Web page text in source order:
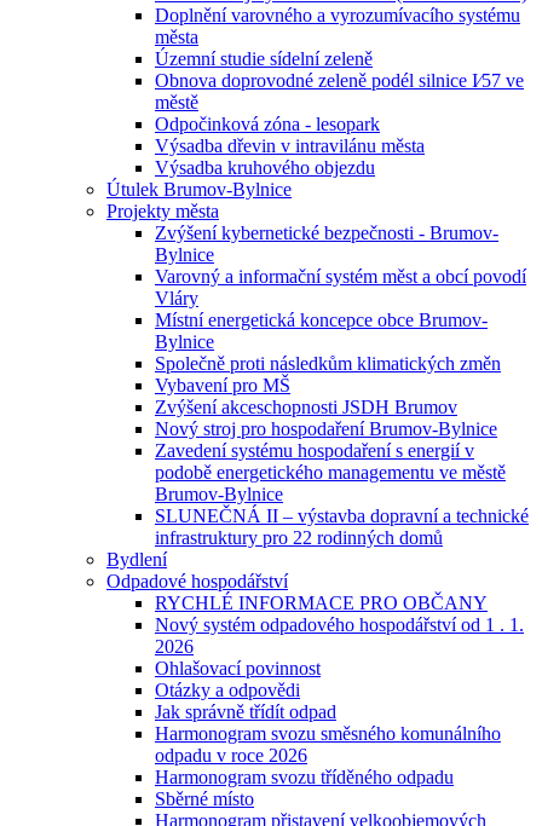
Doplnění varovného a vyrozumívacího systému
města
Územní studie sídelní zeleně
Obnova doprovodné zeleně podél silnice I⁄57 ve
městě
Odpočinková zóna - lesopark
Výsadba dřevin v intravilánu města
Výsadba kruhového objezdu
Útulek Brumov-Bylnice
Projekty města
Zvýšení kybernetické bezpečnosti - Brumov-
Bylnice
Varovný a informační systém měst a obcí povodí
Vláry
Místní energetická koncepce obce Brumov-
Bylnice
Společně proti následkům klimatických změn
Vybavení pro MŠ
Zvýšení akceschopnosti JSDH Brumov
Nový stroj pro hospodaření Brumov-Bylnice
Zavedení systému hospodaření s energií v
podobě energetického managementu ve městě
Brumov-Bylnice
SLUNEČNÁ II – výstavba dopravní a technické
infrastruktury pro 22 rodinných domů
Bydlení
Odpadové hospodářství
RYCHLÉ INFORMACE PRO OBČANY
Nový systém odpadového hospodářství od 1 . 1.
2026
Ohlašovací povinnost
Otázky a odpovědi
Jak správně třídít odpad
Harmonogram svozu směsného komunálního
odpadu v roce 2026
Harmonogram svozu tříděného odpadu
Sběrné místo
Harmonogram přistavení velkoobjemových